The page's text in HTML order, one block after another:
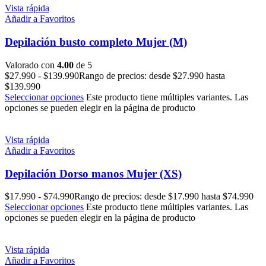
Vista rápida
Añadir a Favoritos
Depilación busto completo Mujer (M)
Valorado con 4.00 de 5
$27.990 - $139.990Rango de precios: desde $27.990 hasta
$139.990
Seleccionar opciones Este producto tiene múltiples variantes. Las
opciones se pueden elegir en la página de producto
Vista rápida
Añadir a Favoritos
Depilación Dorso manos Mujer (XS)
$17.990 - $74.990Rango de precios: desde $17.990 hasta $74.990
Seleccionar opciones Este producto tiene múltiples variantes. Las
opciones se pueden elegir en la página de producto
Vista rápida
Añadir a Favoritos